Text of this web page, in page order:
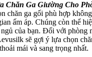
Chăn Ga Giường Cho
chăn ga gối phù hợp
ấm áp. Chúng còn thể
của bạn. Đối với phòng
sẽ gợi ý lựa chọn
mái và sang trọng nhất.